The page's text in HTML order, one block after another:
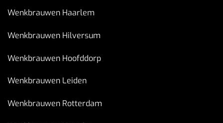
Wenkbrauwen Haarlem
Wenkbrauwen Hilversum
Wenkbrauwen Hoofddorp
Wenkbrauwen Leiden
Wenkbrauwen Rotterdam